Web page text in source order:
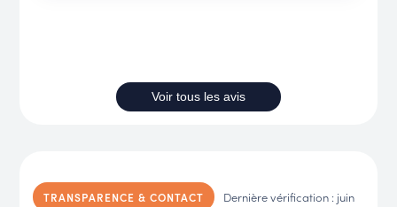
Voir tous les avis
TRANSPARENCE & CONTACT
Dernière vérification : juin